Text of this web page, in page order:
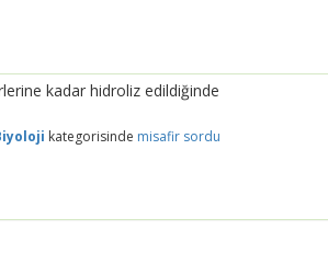
kadar hidroliz edildiğinde
kategorisinde misafir sordu